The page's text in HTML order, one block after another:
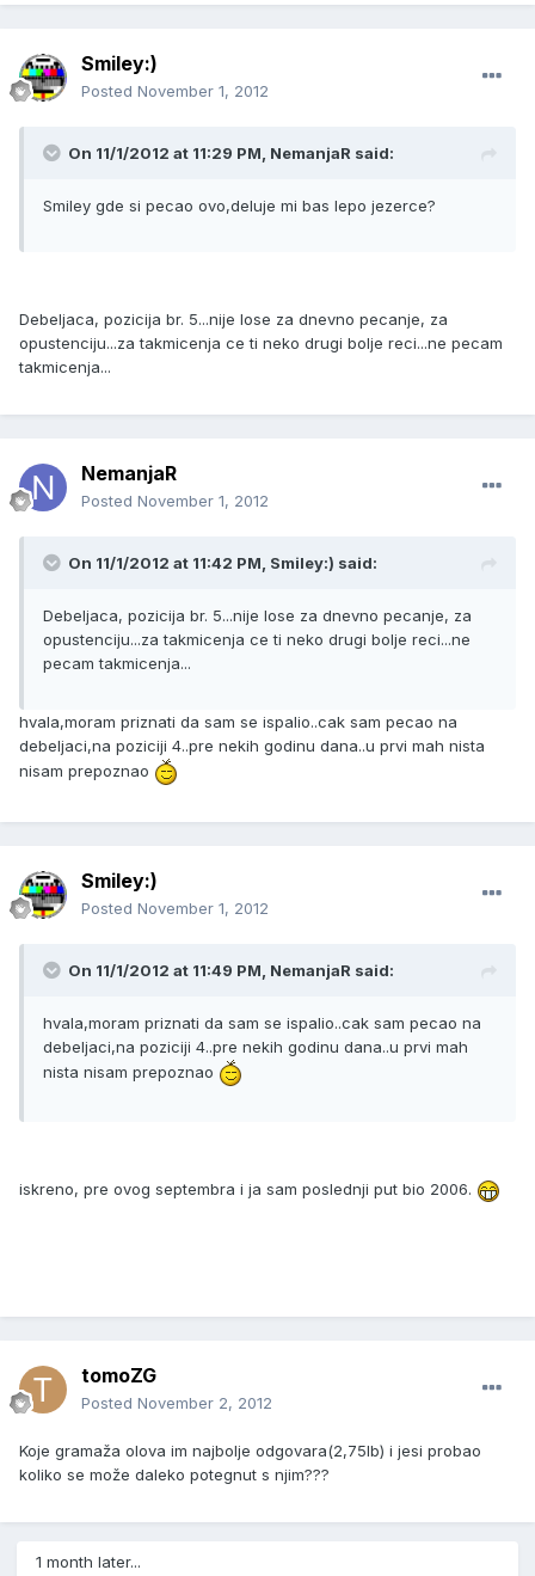
Smiley:)
Posted November 1, 2012
On 11/1/2012 at 11:29 PM, NemanjaR said:
Smiley gde si pecao ovo,deluje mi bas lepo jezerce?
Debeljaca, pozicija br. 5...nije lose za dnevno pecanje, za
opustenciju...za takmicenja ce ti neko drugi bolje reci...ne pecam
takmicenja...
NemanjaR
Posted November 1, 2012
On 11/1/2012 at 11:42 PM, Smiley:) said:
Debeljaca, pozicija br. 5...nije lose za dnevno pecanje, za
opustenciju...za takmicenja ce ti neko drugi bolje reci...ne
pecam takmicenja...
hvala,moram priznati da sam se ispalio..cak sam pecao na
debeljaci,na poziciji 4..pre nekih godinu dana..u prvi mah nista
nisam prepoznao
Smiley:)
Posted November 1, 2012
On 11/1/2012 at 11:49 PM, NemanjaR said:
hvala,moram priznati da sam se ispalio..cak sam pecao na
debeljaci,na poziciji 4..pre nekih godinu dana..u prvi mah
nista nisam prepoznao
iskreno, pre ovog septembra i ja sam poslednji put bio 2006.
tomoZG
Posted November 2, 2012
Koje gramaža olova im najbolje odgovara(2,75lb) i jesi probao
koliko se može daleko potegnut s njim???
1 month later...